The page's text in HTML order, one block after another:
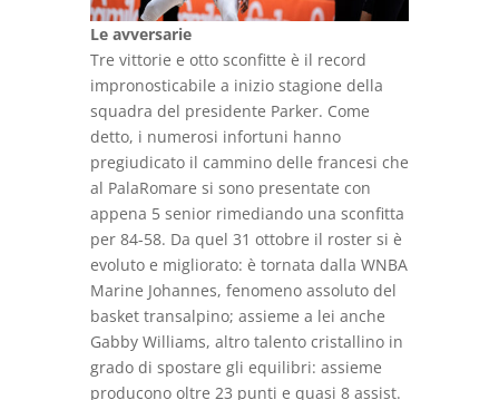
Le avversarie
Tre vittorie e otto sconfitte è il record
impronosticabile a inizio stagione della
squadra del presidente Parker. Come
detto, i numerosi infortuni hanno
pregiudicato il cammino delle francesi che
al PalaRomare si sono presentate con
appena 5 senior rimediando una sconfitta
per 84-58. Da quel 31 ottobre il roster si è
evoluto e migliorato: è tornata dalla WNBA
Marine Johannes, fenomeno assoluto del
basket transalpino; assieme a lei anche
Gabby Williams, altro talento cristallino in
grado di spostare gli equilibri: assieme
producono oltre 23 punti e quasi 8 assist.